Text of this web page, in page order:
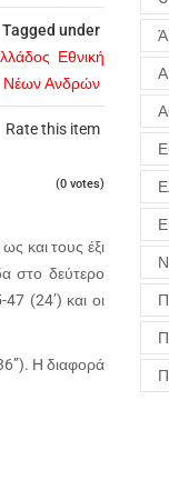
Tagged under
Εθνική
Νέων Ανδρών
Rate this item
(0 votes)
και τους έξι
στο δεύτερο
(24’) και οι
Η διαφορά